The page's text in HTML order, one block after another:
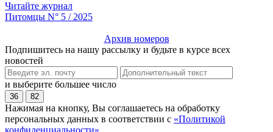
Читайте журнал
Питомцы N° 5 / 2025
Архив номеров
Подпишитесь на нашу рассылку и будьте в курсе всех
новостей
и выберите большее число
36 82
Нажимая на кнопку, Вы соглашаетесь на обработку
персональных данных в соответствии с «Политикой